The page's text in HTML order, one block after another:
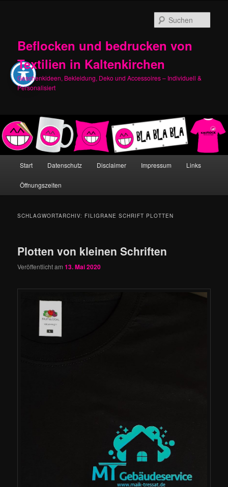
Beflocken und bedrucken von
Textilien in Kaltenkirchen
Geschenkideen, Bekleidung, Deko und Accessoires – Individuell &
Personalisiert
Start Datenschutz Disclaimer Impressum Links
Öffnungszeiten
SCHLAGWORTARCHIV: FILIGRANE SCHRIFT PLOTTEN
Plotten von kleinen Schriften
Veröffentlicht am13. Mai 2020